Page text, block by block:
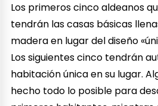
Los primeros cinco aldeanos
tendrán las casas básicas
madera en lugar del diseño
Los siguientes cinco tendrán
habitación única en su lugar.
hecho todo lo posible para